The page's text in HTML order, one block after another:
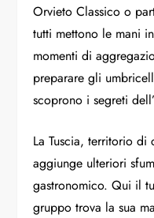
Orvieto Classico o
tutti mettono le mani
momenti di
preparare gli
scoprono i segreti
LaTuscia, territorio di
aggiunge ulteriori
gastronomico. Qui il
gruppo trova la sua